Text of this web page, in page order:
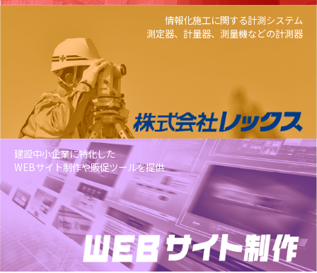
情報化施工に関する計測システム
測定器、計量器、測量機などの計測器
建設中小企業に特化した
WEBサイト制作や販促ツールを提供